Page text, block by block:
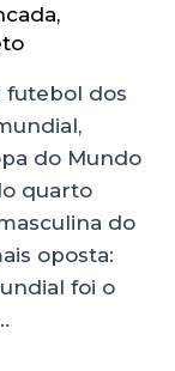
,
futebol dos
do Mundo
quarto
do
oposta:
foi o